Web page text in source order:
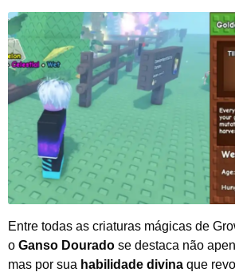
Entre todas as criaturas mágicas de
o Ganso Dourado se destaca não
mas por sua habilidade divina que